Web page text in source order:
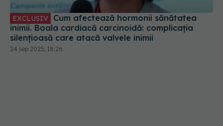
EXCLUSIV
inimii. Boala cardiacă carcinoidă: complicația
silențioasă care atacă valvele inimii
24 sep 2025, 18:26